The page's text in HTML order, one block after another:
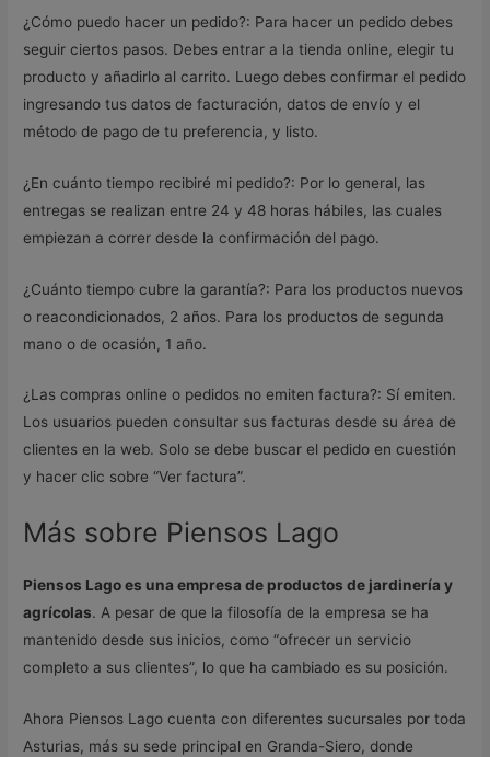
¿Cómo puedo hacer un pedido?: Para hacer un pedido debes
seguir ciertos pasos. Debes entrar a la tienda online, elegir tu
producto y añadirlo al carrito. Luego debes confirmar el pedido
ingresando tus datos de facturación, datos de envío y el
método de pago de tu preferencia, y listo.
¿En cuánto tiempo recibiré mi pedido?: Por lo general, las
entregas se realizan entre 24 y 48 horas hábiles, las cuales
empiezan a correr desde la confirmación del pago.
¿Cuánto tiempo cubre la garantía?: Para los productos nuevos
o reacondicionados, 2 años. Para los productos de segunda
mano o de ocasión, 1 año.
¿Las compras online o pedidos no emiten factura?: Sí emiten.
Los usuarios pueden consultar sus facturas desde su área de
clientes en la web. Solo se debe buscar el pedido en cuestión
y hacer clic sobre “Ver factura”.
Más sobre Piensos Lago
Piensos Lago es una empresa de productos de jardinería y
agrícolas. A pesar de que la filosofía de la empresa se ha
mantenido desde sus inicios, como “ofrecer un servicio
completo a sus clientes”, lo que ha cambiado es su posición.
Ahora Piensos Lago cuenta con diferentes sucursales por toda
Asturias, más su sede principal en Granda-Siero, donde